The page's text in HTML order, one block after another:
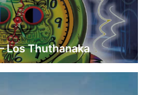
Los Thuthanaka